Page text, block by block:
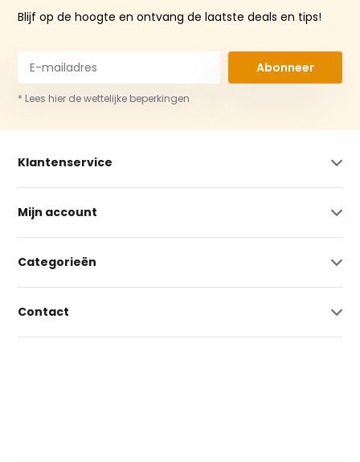
Blijf op de hoogte en ontvang de laatste deals en tips!
Abonneer
* Lees hier de wettelijke beperkingen
Klantenservice
Mijn account
Categorieën
Contact